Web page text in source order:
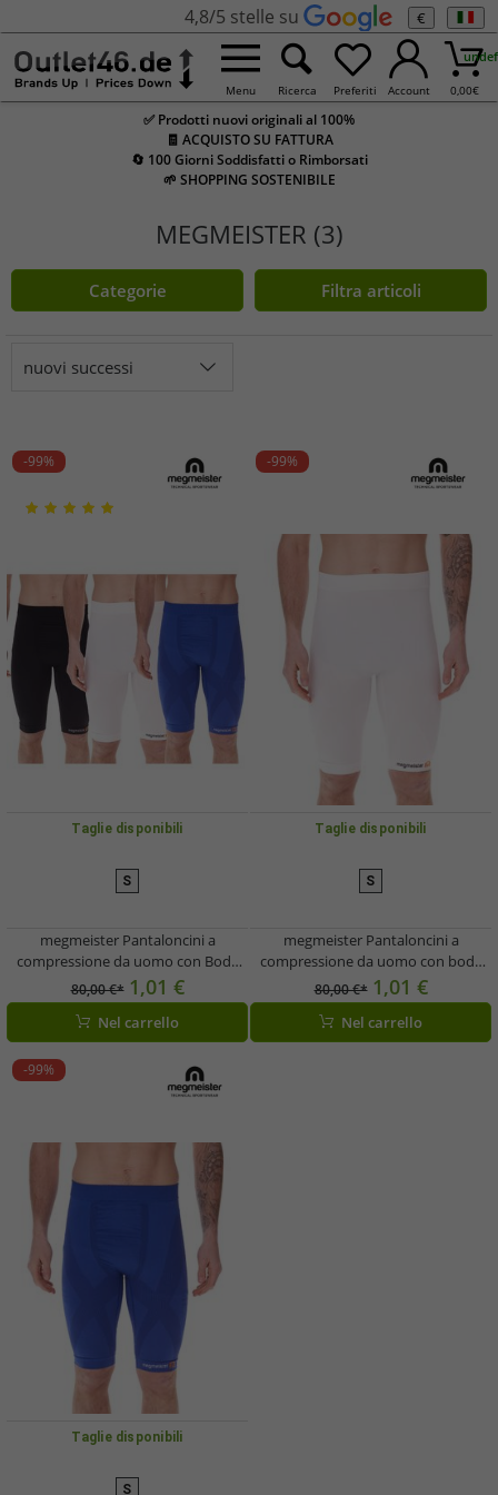
4,8/5 stelle su €
Menu Ricerca Preferiti Account 0,00€
✅ Prodotti nuovi originali al 100%
🧾 ACQUISTO SU FATTURA
🔄 100 Giorni Soddisfatti o Rimborsati
🌱 SHOPPING SOSTENIBILE
MEGMEISTER (3)
Categorie Filtra articoli
nuovi successi
-99%
Taglie disponibili
S
megmeister Pantaloncini a
compressione da uomo con Body
Mapping Ventilazione Pantaloncini
da ciclista Antibatterico e antiodore
Abbigliamento a compressione BC31
Blu, nero o bianco
80,00 €* 1,01 €
Nel carrello
-99%
Taglie disponibili
S
megmeister Pantaloncini a
compressione da uomo con body
mapping, ventilazione, pantaloncini
da ciclista, antibatterici e antiodore,
abbigliamento a compressione BC31
Bianco
80,00 €* 1,01 €
Nel carrello
-99%
Taglie disponibili
S